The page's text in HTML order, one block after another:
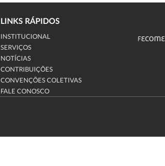
LINKS RÁPIDOS
INSTITUCIONAL
SERVIÇOS
NOTÍCIAS
CONTRIBUIÇÕES
CONVENÇÕES COLETIVAS
FALE CONOSCO